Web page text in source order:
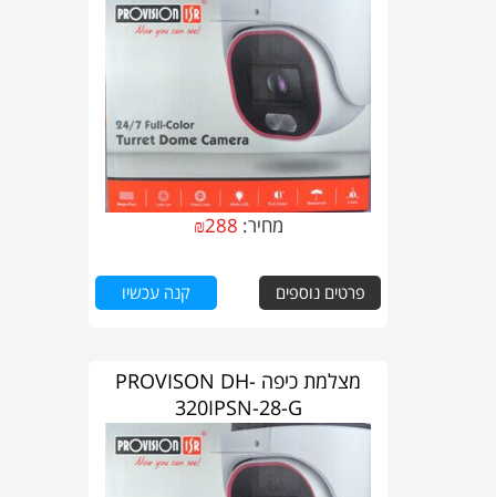
מחיר: ₪288
פרטים נוספים קנה עכשיו
מצלמת כיפה PROVISON DH-
320IPSN-28-G